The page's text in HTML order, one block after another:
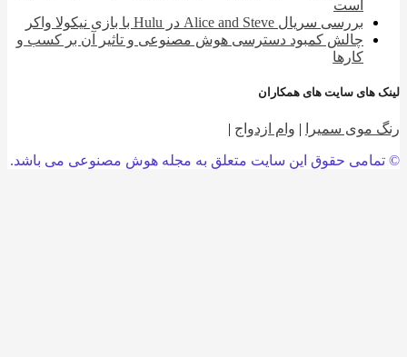
بررسی سریال Alice and Steve در Hulu با بازی نیکولا واکر
چالش کمبود دسترسی هوش مصنوعی و تاثیر آن بر کسب و
کارها
های سایت های همکاران
موی سمیرا|وام ازدواج |
حقوق این سایت متعلق به مجله هوش مصنوعی می باشد.